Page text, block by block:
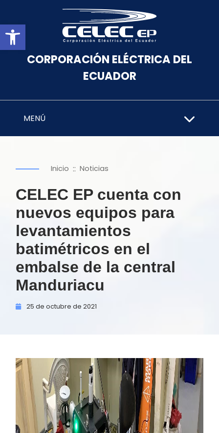
Abrir barra de herramientas
CORPORACIÓN ELÉCTRICA DEL
ECUADOR
MENÚ
Inicio :: Noticias
CELEC EP cuenta con
nuevos equipos para
levantamientos
batimétricos en el
embalse de la central
Manduriacu
25 de octubre de 2021